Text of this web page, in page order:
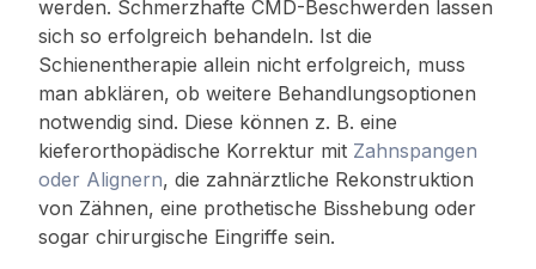
werden. Schmerzhafte CMD-Beschwerden lassen
sich so erfolgreich behandeln. Ist die
Schienentherapie allein nicht erfolgreich, muss
man abklären, ob weitere Behandlungsoptionen
notwendig sind. Diese können z. B. eine
kieferorthopädische Korrektur mit Zahnspangen
oder Alignern, die zahnärztliche Rekonstruktion
von Zähnen, eine prothetische Bisshebung oder
sogar chirurgische Eingriffe sein.